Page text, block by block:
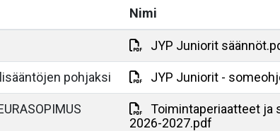
Nimi
JYP Juniorit
pohjaksi JYP Juniorit -
Toimintaperiaatteet ja
2026-2027.pdf